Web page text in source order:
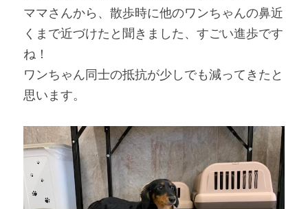
ママさんから、散歩時に他のワンちゃんの鼻近
くまで近づけたと聞きました、すごい進歩です
ね！
ワンちゃん同士の抵抗が少しでも減ってきたと
思います。